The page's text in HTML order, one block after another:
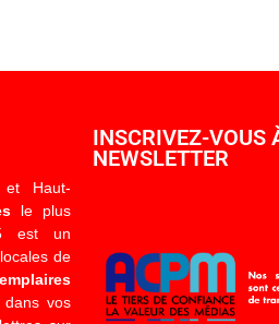
et Haut-
le plus
est un
de
dans vos
INSCRIVEZ-VOUS
NEWSLETTER